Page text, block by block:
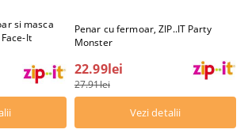
si masca
It
Penar cu fermoar, ZIP..IT Party
Monster
22.99lei
27.91lei
Vezi detalii